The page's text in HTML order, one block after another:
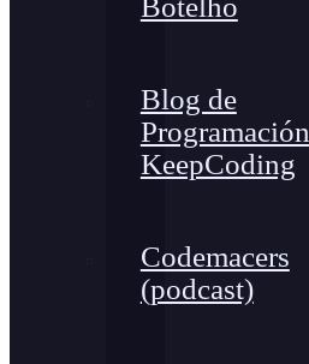
Botelho
Blog de
Programación
KeepCoding
Codemacers
(podcast)